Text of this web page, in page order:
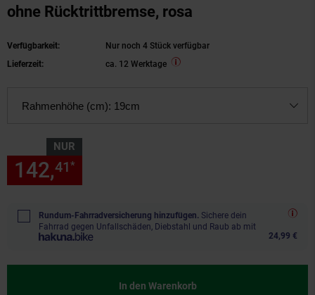
ohne Rücktrittbremse, rosa
Verfügbarkeit:
Nur noch 4 Stück verfügbar
Lieferzeit:
ca. 12 Werktage
Rahmenhöhe (cm): 19cm
NUR
142,41*
Rundum-Fahrradversicherung hinzufügen. Sichere dein
Fahrrad gegen Unfallschäden, Diebstahl und Raub ab mit
24,99 €
In den Warenkorb